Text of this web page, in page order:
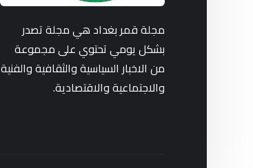
مجلة قمر بغداد هي مجلة تصدر
بشكل يومي تحتوي على مجموعة
من الاخبار السياسية والثقافية والفنية
والاجتماعية والاقتصادية.